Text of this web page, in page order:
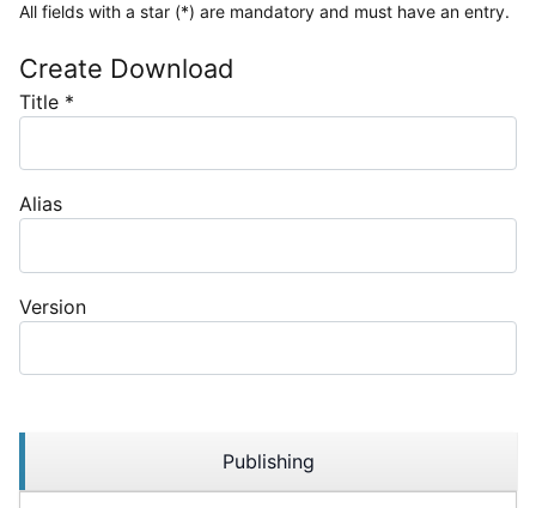
All fields with a star (*) are mandatory and must have an entry.
Create Download
Title *
Alias
Version
Publishing